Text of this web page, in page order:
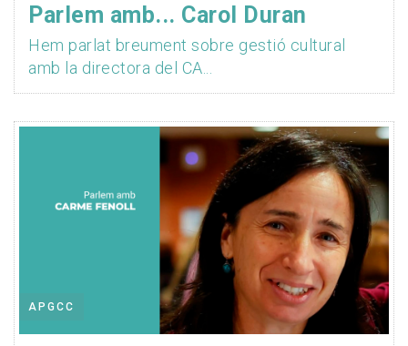
Parlem amb... Carol Duran
Hem parlat breument sobre gestió cultural
amb la directora del CA...
APGCC